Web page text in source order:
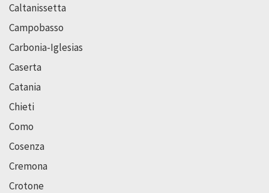
Caltanissetta
Campobasso
Carbonia-Iglesias
Caserta
Catania
Chieti
Como
Cosenza
Cremona
Crotone